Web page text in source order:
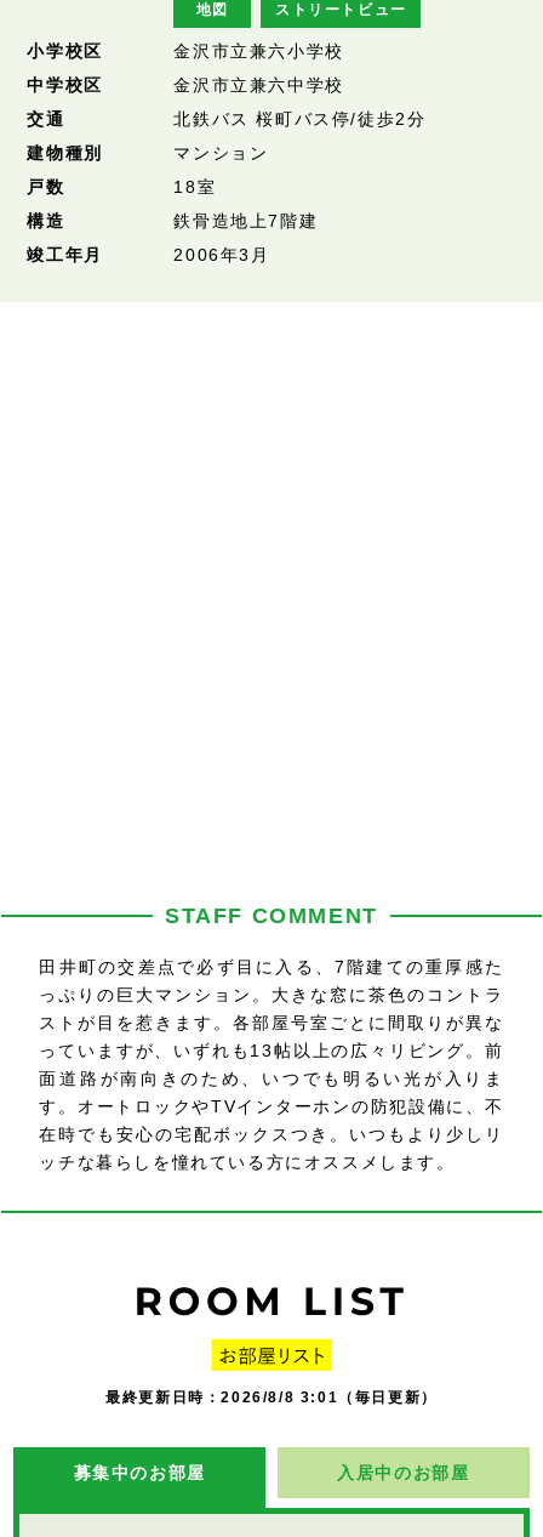
地図 ストリートビュー
小学校区
金沢市立兼六小学校
中学校区
金沢市立兼六中学校
交通
北鉄バス 桜町バス停/徒歩2分
建物種別
マンション
戸数
18室
構造
鉄骨造地上7階建
竣工年月
2006年3月
STAFF COMMENT
田井町の交差点で必ず目に入る、7階建ての重厚感た
っぷりの巨大マンション。大きな窓に茶色のコントラ
ストが目を惹きます。各部屋号室ごとに間取りが異な
っていますが、いずれも13帖以上の広々リビング。前
面道路が南向きのため、いつでも明るい光が入りま
す。オートロックやTVインターホンの防犯設備に、不
在時でも安心の宅配ボックスつき。いつもより少しリ
ッチな暮らしを憧れている方にオススメします。
最終更新日時：2026/8/8 3:01（毎日更新）
募集中のお部屋 入居中のお部屋